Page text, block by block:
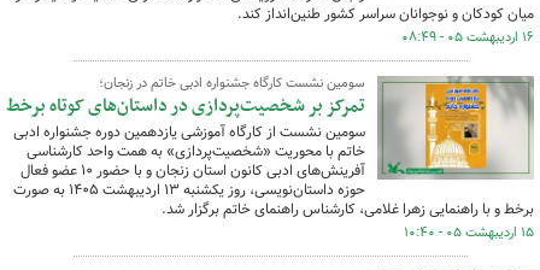
میان کودکان و نوجوانان سراسر کشور طنین‌انداز کند.
۱۶ اردیبهشت ۰۵ - ۰۸:۴۹
سومین نشست کارگاه جشنواره ادبی خاتم در زنجان؛
تمرکز بر شخصیت‌پردازی در داستان‌های کوتاه برخط
سومین نشست از کارگاه آموزشی یازدهمین دوره جشنواره ادبی
خاتم با محوریت «شخصیت‌پردازی» به همت واحد کارشناسی
آفرینش‌های ادبی کانون استان زنجان و با حضور ۱۰ عضو فعال
حوزه داستان‌نویسی، روز یکشنبه ۱۳ اردیبهشت ۱۴۰۵ به صورت
برخط و با راهنمایی زهرا غلامی، کارشناس راهنمای خاتم برگزار شد.
۱۵ اردیبهشت ۰۵ - ۱۰:۴۰